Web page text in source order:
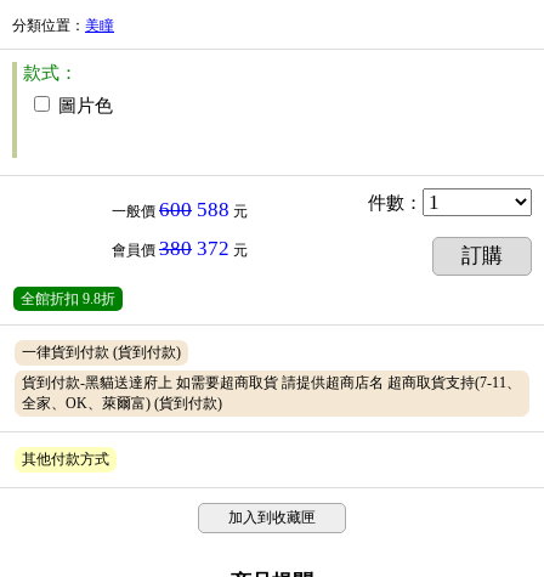
分類位置 ： 美瞳
款式：
圖片色
一般價 600 588 元
會員價 380 372 元
件數 ：
訂購
全館折扣 9.8折
一律貨到付款 (貨到付款)
貨到付款-黑貓送達府上 如需要超商取貨 請提供超商店名 超商取貨支持(7-11、
全家、OK、萊爾富) (貨到付款)
其他付款方式
加入到收藏匣